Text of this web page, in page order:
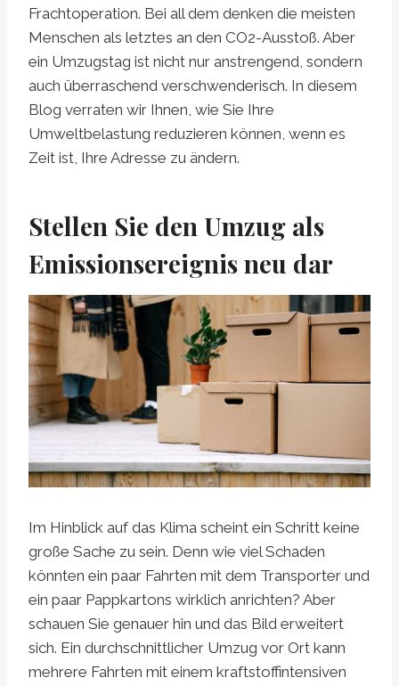
Frachtoperation. Bei all dem denken die meisten
Menschen als letztes an den CO2-Ausstoß. Aber
ein Umzugstag ist nicht nur anstrengend, sondern
auch überraschend verschwenderisch. In diesem
Blog verraten wir Ihnen, wie Sie Ihre
Umweltbelastung reduzieren können, wenn es
Zeit ist, Ihre Adresse zu ändern.
Stellen Sie den Umzug als
Emissionsereignis neu dar
Im Hinblick auf das Klima scheint ein Schritt keine
große Sache zu sein. Denn wie viel Schaden
könnten ein paar Fahrten mit dem Transporter und
ein paar Pappkartons wirklich anrichten? Aber
schauen Sie genauer hin und das Bild erweitert
sich. Ein durchschnittlicher Umzug vor Ort kann
mehrere Fahrten mit einem kraftstoffintensiven